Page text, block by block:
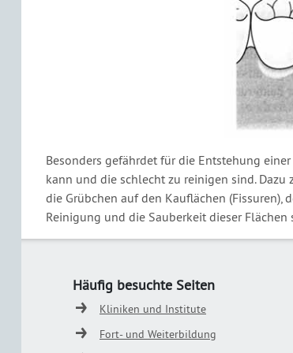
Besonders gefährdet für die Entstehung
kann und die schlecht zu reinigen sind.
die Grübchen auf den Kauflächen
Reinigung und die Sauberkeit dieser
Häufig besuchte Seiten
Kliniken und Institute
Fort- und Weiterbildung